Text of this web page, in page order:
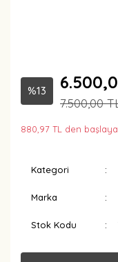
%13
7.500,00
880,97 TL den
Kategori
Marka
Stok Kodu